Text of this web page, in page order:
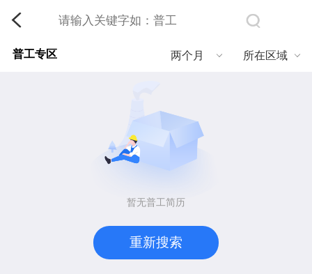
普工专区 所在区域
两个月
暂无普工简历
重新搜索